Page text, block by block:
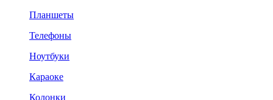
Планшеты
Телефоны
Ноутбуки
Караоке
Колонки